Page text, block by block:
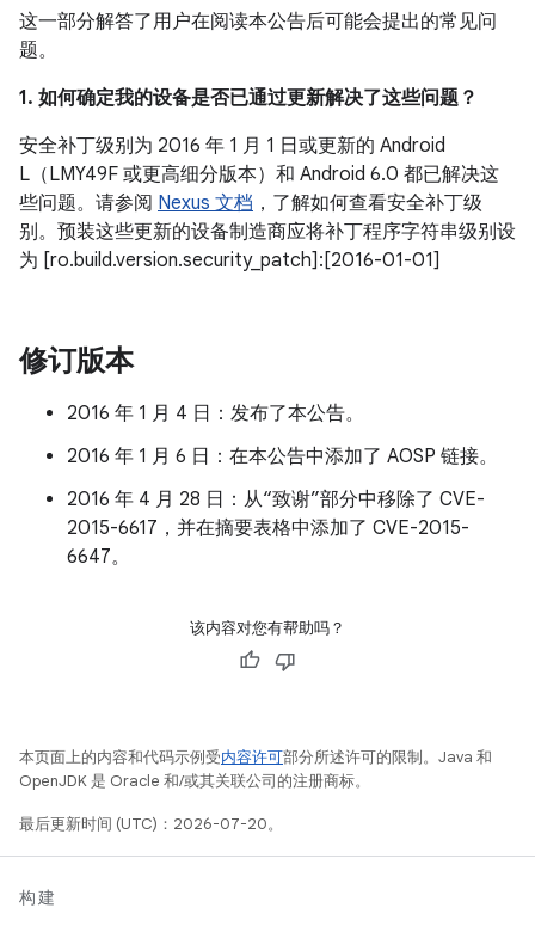
这一部分解答了用户在阅读本公告后可能会提出的常见问
题。
1. 如何确定我的设备是否已通过更新解决了这些问题？
安全补丁级别为 2016 年 1 月 1 日或更新的 Android
L（LMY49F 或更高细分版本）和 Android 6.0 都已解决这
些问题。请参阅 Nexus 文档 ，了解如何查看安全补丁级
别。预装这些更新的设备制造商应将补丁程序字符串级别设
为 [ro.build.version.security_patch]:[2016-01-01]
修订版本
2016 年 1 月 4 日：发布了本公告。
2016 年 1 月 6 日：在本公告中添加了 AOSP 链接。
2016 年 4 月 28 日：从“致谢”部分中移除了 CVE-
2015-6617，并在摘要表格中添加了 CVE-2015-
6647。
该内容对您有帮助吗？
本页面上的内容和代码示例受内容许可部分所述许可的限制。Java 和
OpenJDK 是 Oracle 和/或其关联公司的注册商标。
最后更新时间 (UTC)：2026-07-20。
构建